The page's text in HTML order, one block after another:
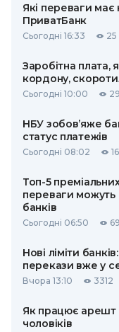
Які переваги має
ПриватБанк
Сьогодні 16:33 25
Заробітна плата,
кордону,
Сьогодні 10:00
НБУ зобов’яже
статус платежів
Сьогодні 08:02
Топ-5
переваги можуть
банків
Сьогодні 06:50
Нові ліміти
перекази вже у
Вчора 13:10 3312
Як працює арешт
чоловіків